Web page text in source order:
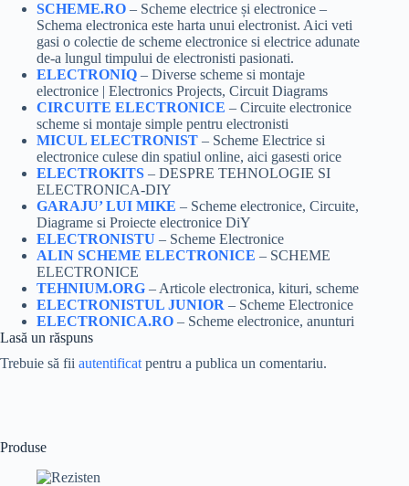
SCHEME.RO – Scheme electrice și electronice –
Schema electronica este harta unui electronist. Aici veti
gasi o colectie de scheme electronice si electrice adunate
de-a lungul timpului de electronisti pasionati.
ELECTRONIQ – Diverse scheme si montaje
electronice | Electronics Projects, Circuit Diagrams
CIRCUITE ELECTRONICE – Circuite electronice
scheme si montaje simple pentru electronisti
MICUL ELECTRONIST – Scheme Electrice si
electronice culese din spatiul online, aici gasesti orice
ELECTROKITS – DESPRE TEHNOLOGIE SI
ELECTRONICA-DIY
GARAJU’ LUI MIKE – Scheme electronice, Circuite,
Diagrame si Proiecte electronice DiY
ELECTRONISTU – Scheme Electronice
ALIN SCHEME ELECTRONICE – SCHEME
ELECTRONICE
TEHNIUM.ORG – Articole electronica, kituri, scheme
ELECTRONISTUL JUNIOR – Scheme Electronice
ELECTRONICA.RO – Scheme electronice, anunturi
Lasă un răspuns
Trebuie să fii autentificat pentru a publica un comentariu.
Produse